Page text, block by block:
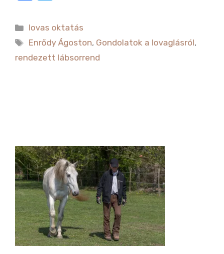
c
e
b
it
te
r
Kategória
lovas oktatás
Címkék
Enrődy Ágoston, Gondolatok a lovaglásról,
rendezett lábsorrend